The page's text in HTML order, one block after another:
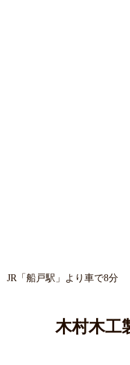
JR「船戸駅」より車で8分
木村木工